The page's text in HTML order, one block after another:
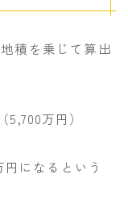
積を乗じて算出
万円）
になるという